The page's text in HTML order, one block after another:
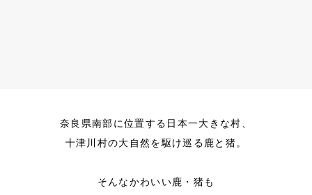
奈良県南部に位置する日本一大きな村、
十津川村の大自然を駆け巡る鹿と猪。
そんなかわいい鹿・ 猪も